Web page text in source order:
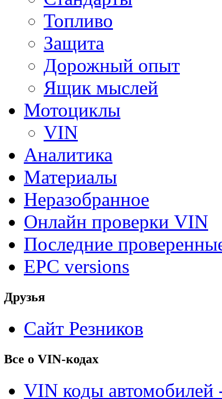
Топливо
Защита
Дорожный опыт
Ящик мыслей
Мотоциклы
VIN
Аналитика
Материалы
Неразобранное
Онлайн проверки VIN
Последние
EPC versions
Друзья
Сайт Резников
Все о VIN-кодах
VIN коды автомобилей